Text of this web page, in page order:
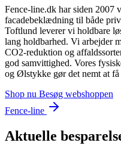
Fence-line.dk har siden 2007
facadebeklædning til både
Toftlund leverer vi holdbare
lang holdbarhed. Vi arbejder
CO2-reduktion og
god samvittighed. Vores
og Ølstykke gør det nemt at
Shop nu Besøg webshoppen
Fence-line
Aktuelle